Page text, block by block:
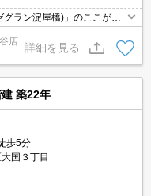
グラン淀屋橋)」のここがイ
ュリティ面は、TVインター
で安心して生活できます。
店
詳細を見る
築22年
歩5分
国３丁目